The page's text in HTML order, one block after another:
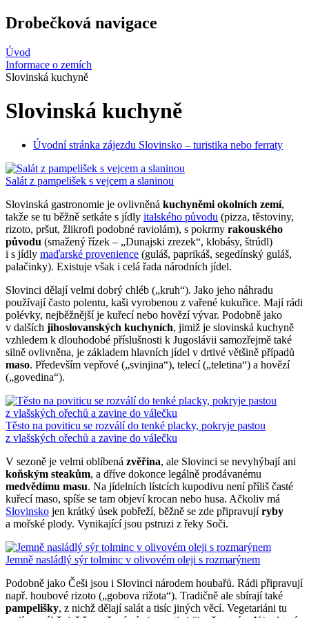
Drobečková navigace
Úvod
Informace o zemích
Slovinská kuchyně
Slovinská kuchyně
Úvodní stránka zájezdu Slovinsko – turistika nebo ferraty
Salát z pampelišek s vejcem a slaninou
Slovinská gastronomie je ovlivněná kuchyněmi okolních zemí,
takže se tu běžně setkáte s jídly italského původu (pizza, těstoviny,
rizoto, pršut, žlikrofi podobné raviolám), s pokrmy rakouského
původu (smažený řízek – „Dunajski zrezek“, klobásy, štrúdl)
i s jídly maďarské provenience (guláš, paprikáš, segedínský guláš,
palačinky). Existuje však i celá řada národních jídel.
Slovinci dělají velmi dobrý chléb („kruh“). Jako jeho náhradu
používají často polentu, kaši vyrobenou z vařené kukuřice. Mají rádi
polévky, nejběžnější je kuřecí nebo hovězí vývar. Podobně jako
v dalších jihoslovanských kuchyních, jimiž je slovinská kuchyně
vzhledem k dlouhodobé příslušnosti k Jugoslávii samozřejmě také
silně ovlivněna, je základem hlavních jídel v drtivé většině případů
maso. Především vepřové („svinjina“), telecí („teletina“) a hovězí
(„govedina“).
Těsto na poviticu se rozválí do tenké placky, pokryje pastou
z vlašských ořechů a zavine do válečku
V sezoně je velmi oblíbená zvěřina, ale Slovinci se nevyhýbají ani
koňským steakům, a dříve dokonce legálně prodávanému
medvědímu masu. Na jídelních lístcích kupodivu není příliš časté
kuřecí maso, spíše se tam objeví krocan nebo husa. Ačkoliv má
Slovinsko jen krátký úsek pobřeží, běžně se zde připravujíryby
a mořské plody. Vynikající jsou pstruzi z řeky Soči.
Jemně nasládlý sýr tolminc v olivovém oleji s rozmarýnem
Podobně jako Češi jsou i Slovinci národem houbařů. Rádi připravují
např. houbové rizoto („gobova rižota“). Tradičně ale sbírají také
pampelišky, z nichž dělají salát a tisíc jiných věcí. Vegetariáni tu